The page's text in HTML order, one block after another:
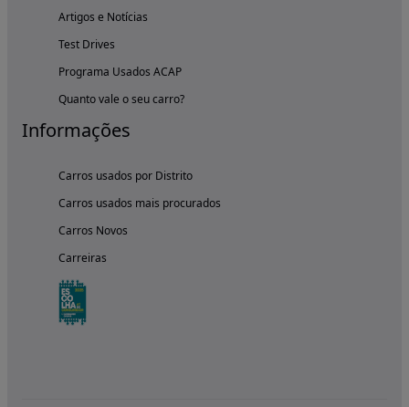
Artigos e Notícias
Test Drives
Programa Usados ACAP
Quanto vale o seu carro?
Informações
Carros usados por Distrito
Carros usados mais procurados
Carros Novos
Carreiras